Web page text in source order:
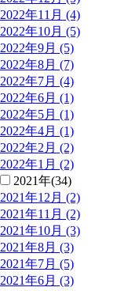
2022年11月 (4)
2022年10月 (5)
2022年9月 (5)
2022年8月 (7)
2022年7月 (4)
2022年6月 (1)
2022年5月 (1)
2022年4月 (1)
2022年2月 (2)
2022年1月 (2)
2021年(34)
2021年12月 (2)
2021年11月 (2)
2021年10月 (3)
2021年8月 (3)
2021年7月 (5)
2021年6月 (3)